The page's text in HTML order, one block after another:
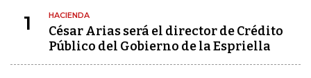
1 HACIENDA
César Arias será el director de Crédito
Público del Gobierno de la Espriella